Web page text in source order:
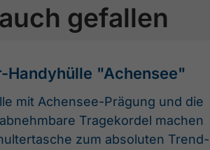
gefallen
Handyhülle "Achensee"
mit Achensee-Prägung und die
Tragekordel machen
zum absoluten Trend-